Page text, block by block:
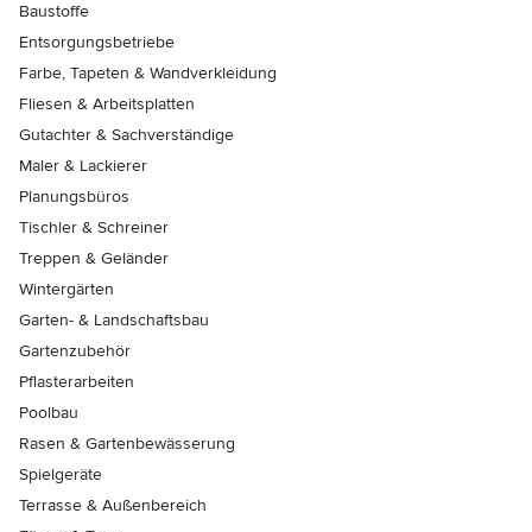
Baustoffe
Entsorgungsbetriebe
Farbe, Tapeten & Wandverkleidung
Fliesen & Arbeitsplatten
Gutachter & Sachverständige
Maler & Lackierer
Planungsbüros
Tischler & Schreiner
Treppen & Geländer
Wintergärten
Garten- & Landschaftsbau
Gartenzubehör
Pflasterarbeiten
Poolbau
Rasen & Gartenbewässerung
Spielgeräte
Terrasse & Außenbereich